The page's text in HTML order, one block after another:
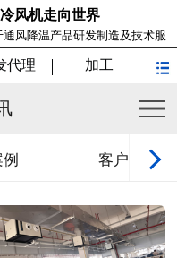
风机走向世界
通风降温产品研发制造及技术服
代理 加工
客户见证